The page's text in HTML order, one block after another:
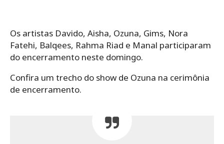
Os artistas Davido, Aisha, Ozuna, Gims, Nora
Fatehi, Balqees, Rahma Riad e Manal participaram
do encerramento neste domingo.
Confira um trecho do show de Ozuna na cerimônia
de encerramento.